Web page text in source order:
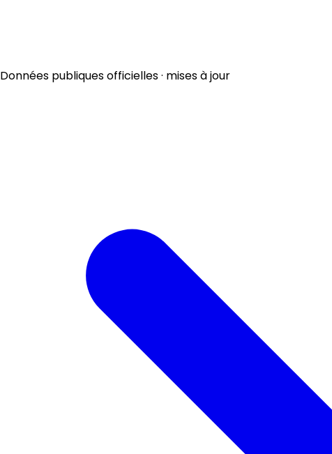
Données publiques officielles · mises à jour